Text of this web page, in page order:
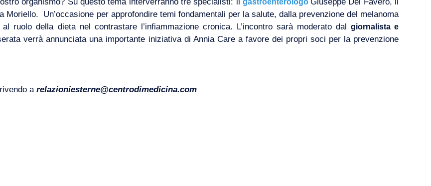
Moriello. Un’occasione per approfondire temi fondamentali per la salute, dalla prevenzione del melanoma
ruolo della dieta nel contrastare l’infiammazione cronica. L’incontro sarà moderato dal giornalista e
verrà annunciata una importante iniziativa di Annia Care a favore dei propri soci per la prevenzione
a relazioniesterne@centrodimedicina.com